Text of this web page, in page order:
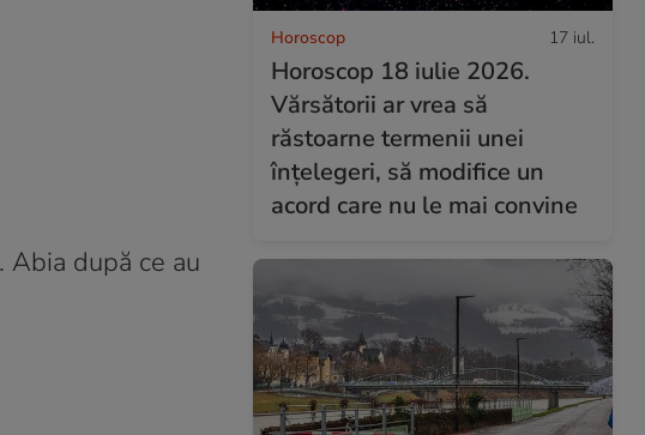
Abia după ce au
Horoscop 17 iul.
Horoscop 18 iulie 2026.
Vărsătorii ar vrea să
răstoarne termenii unei
înțelegeri, să modifice un
acord care nu le mai convine